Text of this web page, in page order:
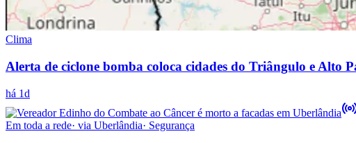
Clima
Alerta de ciclone bomba coloca cidades do Triângulo e Alto
há 1d
Em toda a rede· via Uberlândia· Segurança